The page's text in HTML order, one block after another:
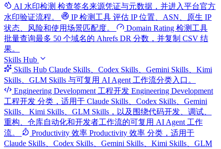
AI 水印检测 检查签名来源凭证与元数据，并进入平台官方
水印验证流程。
IP 检测工具 评估 IP 位置、ASN、原生 IP
状态、风险和使用场景匹配度。
Domain Rating 检测工具
批量查询最多 50 个域名的 Ahrefs DR 分数，并复制 CSV 结
果。
Skills Hub
Skills Hub Claude Skills、Codex Skills、Gemini Skills、Kimi
Skills、GLM Skills 与可复用 AI Agent 工作流分类入口。
Engineering Development 工程开发 Engineering Development
工程开发 分类，适用于 Claude Skills、Codex Skills、Gemini
Skills、Kimi Skills、GLM Skills，以及围绕代码开发、调试、
重构、仓库自动化和开发者工作流的可复用 AI Agent 工作
流。
Productivity 效率 Productivity 效率 分类，适用于
Claude Skills、Codex Skills、Gemini Skills、Kimi Skills、GLM